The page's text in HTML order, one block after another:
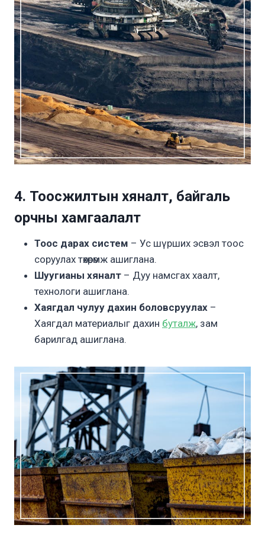
4. Тоосжилтын хяналт, байгаль
орчны хамгаалалт
Тоос дарах систем – Ус шүрших эсвэл тоос
соруулах төхөөрөмж ашиглана.
Шуугианы хяналт – Дуу намсгах хаалт,
технологи ашиглана.
Хаягдал чулуу дахин боловсруулах –
Хаягдал материалыг дахин буталж, зам
барилгад ашиглана.